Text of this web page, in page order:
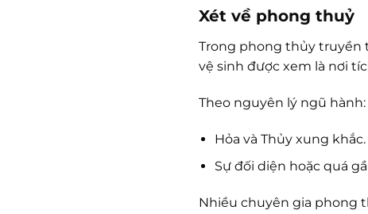
Xét về phong thuỷ
Trong phong thủy truyền
vệ sinh được xem là nơi
Theo nguyên lý ngũ hành:
Hỏa và Thủy xung khắc.
Sự đối diện hoặc quá
Nhiều chuyên gia phong